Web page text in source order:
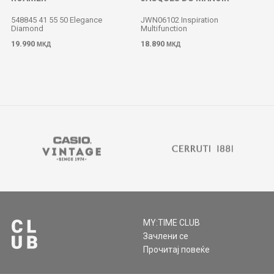
548845 41 55 50 Elegance
Diamond
19.990 МКД
JWN06102 Inspiration
Multifunction
18.890 МКД
MY:TIME CLUB
Зачлени се
Прочитај повеќе